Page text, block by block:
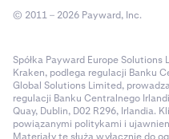
© 2011 – 2026 Payward, Inc.
Spółka Payward Europe
Kraken, podlega regulacji Banku
Global Solutions Limited,
regulacji Banku Centralnego
Quay, Dublin, D02 R296, Irlandia.
powiązanymi politykami i